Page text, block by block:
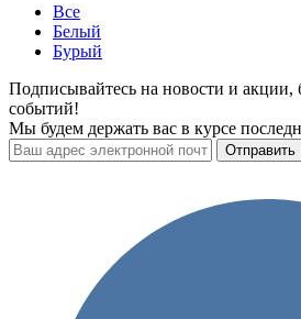
Все
Белый
Бурый
Подписывайтесь на новости и акции,
событий!
Мы будем держать вас в курсе